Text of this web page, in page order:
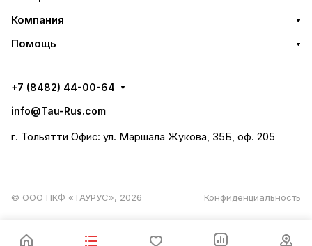
Компания
Помощь
+7 (8482) 44-00-64
info@Tau-Rus.com
г. Тольятти Офис: ул. Маршала Жукова, 35Б, оф. 205
© ООО ПКФ «ТАУРУС», 2026 Конфиденциальность